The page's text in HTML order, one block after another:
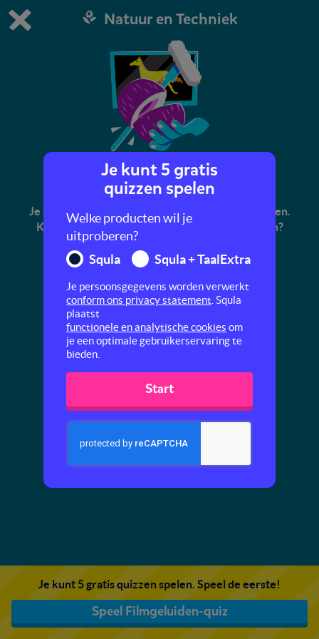
Dit is de gratis demo van Squla.
Bestel nu
0 1
Natuur en Techniek
Filmgeluiden-quiz
Je oren worden in films vaak voor de gek gehouden.
Kun jij raden hoe deze filmgeluiden gemaakt zijn?
Je kunt 5 gratis quizzen spelen. Speel de eerste!
Speel Filmgeluiden-quiz
Je kunt 5 gratis
quizzen spelen
Welke producten wil je
uitproberen?
Squla
Squla + TaalExtra
Je persoonsgegevens worden verwerkt
conform ons privacy statement . Squla
plaatst
functionele en analytische cookies om
je een optimale gebruikerservaring te
bieden.
Start